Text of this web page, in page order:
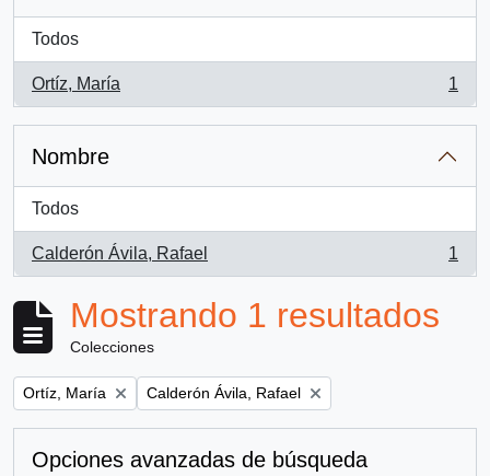
Todos
Ortíz, María
, 1 resultados
1
Nombre
Todos
Calderón Ávila, Rafael
, 1 resultados
1
Mostrando 1 resultados
Colecciones
Remove filter:
Ortíz, María Remove filter:
Calderón Ávila, Rafael
Opciones avanzadas de búsqueda